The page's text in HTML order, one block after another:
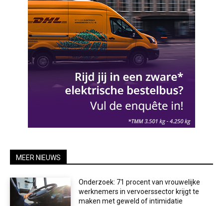
MEER NIEUWS
Onderzoek: 71 procent van vrouwelijke
werknemers in vervoerssector krijgt te
maken met geweld of intimidatie